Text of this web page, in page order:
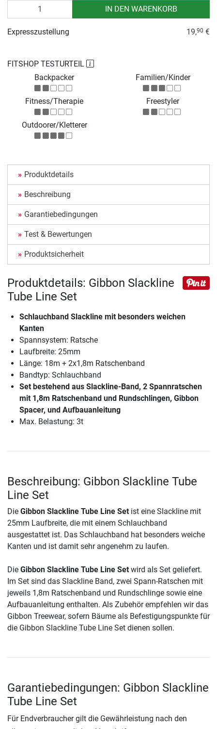
IN DEN WARENKORB
FITSHOP TESTURTEIL
Backpacker
Familien/Kinder
Fitness/Therapie Freestyler
Outdoorer/Kletterer
Expresszustellung 19,90 €
Produktdetails
Beschreibung
Garantiebedingungen
Test & Bewertungen
Produktsicherheit
Produktdetails: Gibbon Slackline
Tube Line Set
Schlauchband Slackline mit besonders weichen
Kanten
Spannsystem: Ratsche
Laufbreite: 25mm
Länge: 18m + 2x1,8m Ratschenband
Bandtyp: Schlauchband
Set bestehend aus Slackline-Band, 2 Spannratschen
mit 1,8m Ratschenband und Rundschlingen, Gibbon
Spacer, und Aufbauanleitung
Max. Belastung: 3t
Beschreibung: Gibbon Slackline Tube
Line Set
Die Gibbon Slackline Tube Line Set ist eine Slackline mit
25mm Laufbreite, die mit einem Schlauchband
ausgestattet ist. Das Schlauchband hat besonders weiche
Kanten und ist damit sehr angenehm zu laufen.
Die Gibbon Slackline Tube Line Set wird als Set geliefert.
Im Set sind das Slackline Band, zwei Spann-Ratschen mit
jeweils 1,8m Ratschenband und Rundschlinge sowie eine
Aufbauanleitung enthalten. Als Zubehör empfehlen wir das
Gibbon Treewear, sofern Bäume als Befestigungspunkte für
die Gibbon Slackline Tube Line Set dienen sollen.
Garantiebedingungen: Gibbon Slackline
Tube Line Set
Für Endverbraucher gilt die Gewährleistung nach den